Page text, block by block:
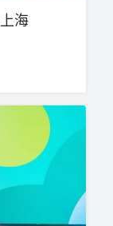
海